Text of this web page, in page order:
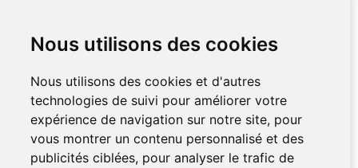
Nous utilisons des cookies
Nous utilisons des cookies et d'autres
technologies de suivi pour améliorer votre
expérience de navigation sur notre site, pour
vous montrer un contenu personnalisé et des
publicités ciblées, pour analyser le trafic de